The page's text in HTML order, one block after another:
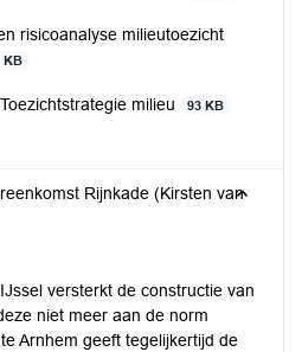
risicoanalyse milieutoezicht
KB
milieu 93 KB
Rijnkade (Kirsten van
versterkt de constructie van
niet meer aan de norm
Arnhem geeft tegelijkertijd de